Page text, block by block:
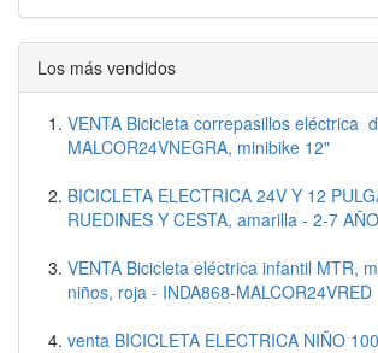
Los más vendidos
VENTA Bicicleta correpasillos eléctrica
MALCOR24VNEGRA, minibike 12"
BICICLETA ELECTRICA 24V Y 12
RUEDINES Y CESTA, amarilla - 2-7
VENTA Bicicleta eléctrica infantil MTR,
niños, roja - INDA868-MALCOR24VRED
venta BICICLETA ELECTRICA NIÑO